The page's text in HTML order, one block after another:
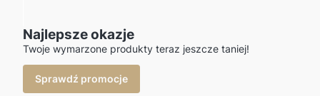
Najlepsze okazje
Twoje wymarzone produkty teraz jeszcze taniej!
Sprawdź promocje